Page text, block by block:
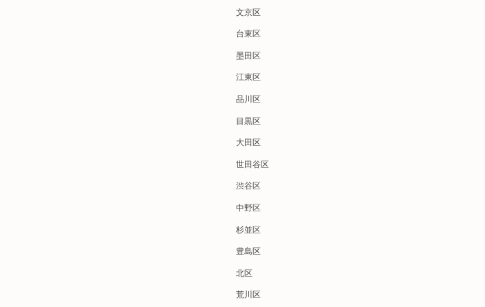
文京区
台東区
墨田区
江東区
品川区
目黒区
大田区
世田谷区
渋谷区
中野区
杉並区
豊島区
北区
荒川区